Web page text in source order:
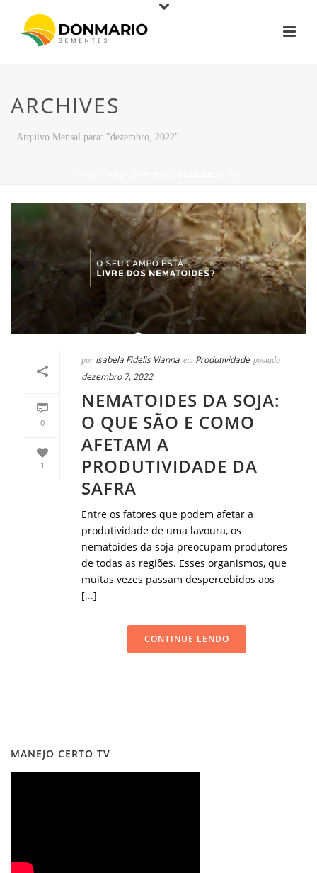
ARCHIVES
Arquivo Mensal para: "dezembro, 2022"
0
1
por Isabela Fidelis Vianna em Produtividade postado
dezembro 7, 2022
NEMATOIDES DA SOJA:
O QUE SÃO E COMO
AFETAM A
PRODUTIVIDADE DA
SAFRA
Entre os fatores que podem afetar a
produtividade de uma lavoura, os
nematoides da soja preocupam produtores
de todas as regiões. Esses organismos, que
muitas vezes passam despercebidos aos
[...]
CONTINUE LENDO
MANEJO CERTO TV